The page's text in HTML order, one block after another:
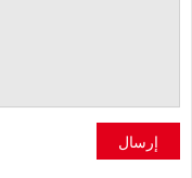
إرسال